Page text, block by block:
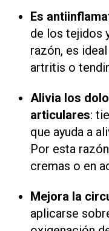
Es
de los tejidos
razón, es
artritis o
Alivia los
articulares:
que ayuda a
Por esta
cremas o en
Mejora la
aplicarse